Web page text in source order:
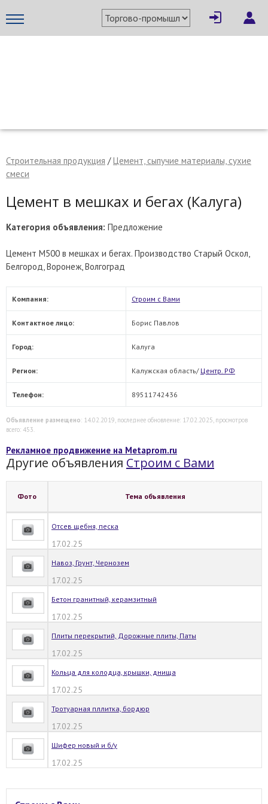
Строительная продукция /Цемент, сыпучие материалы, сухие
смеси
Цемент в мешках и бегах (Калуга)
Категория объявления: Предложение
Цемент М500 в мешках и бегах. Производство Старый Оскол,
Белгород, Воронеж, Волгоград
× Написать поставщику
Компания: Строим с Вами
Контактное лицо: Борис Павлов
Город: Калуга
Регион: Калужская область/ Центр. РФ
Телефон: 89511742436
Объявление размещено: 14.02.2019, последнее обновление: 17.02.2025, просмотров
всего: 453.
Рекламное продвижение на Metaprom.ru
Другие объявления Строим с Вами
Фото Тема объявления
Отсев щебня, песка
17.02.25
Навоз, Грунт, Чернозем
17.02.25
Бетон гранитный, керамзитный
17.02.25
Плиты перекрытий, Дорожные плиты, Паты
17.02.25
Кольца для колодца, крышки, днища
17.02.25
Тротуарная пллитка, бордюр
17.02.25
Шифер новый и б/у
17.02.25